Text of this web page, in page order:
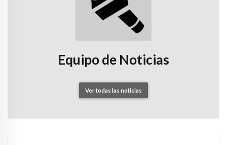
Equipo de Noticias
Ver todas las noticias